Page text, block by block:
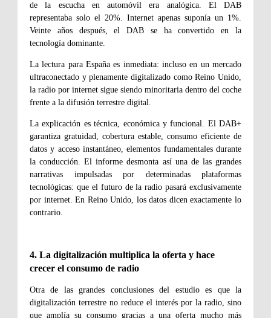
de la escucha en automóvil era analógica. El DAB
representaba solo el 20%. Internet apenas suponía un 1%.
Veinte años después, el DAB se ha convertido en la
tecnología dominante.
La lectura para España es inmediata: incluso en un mercado
ultraconectado y plenamente digitalizado como Reino Unido,
la radio por internet sigue siendo minoritaria dentro del coche
frente a la difusión terrestre digital.
La explicación es técnica, económica y funcional. El DAB+
garantiza gratuidad, cobertura estable, consumo eficiente de
datos y acceso instantáneo, elementos fundamentales durante
la conducción. El informe desmonta así una de las grandes
narrativas impulsadas por determinadas plataformas
tecnológicas: que el futuro de la radio pasará exclusivamente
por internet. En Reino Unido, los datos dicen exactamente lo
contrario.
4. La digitalización multiplica la oferta y hace
crecer el consumo de radio
Otra de las grandes conclusiones del estudio es que la
digitalización terrestre no reduce el interés por la radio, sino
que amplía su consumo gracias a una oferta mucho más